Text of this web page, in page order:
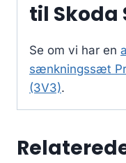
til Skoda
Se om vi har en
sænkningssæt
(3V3).